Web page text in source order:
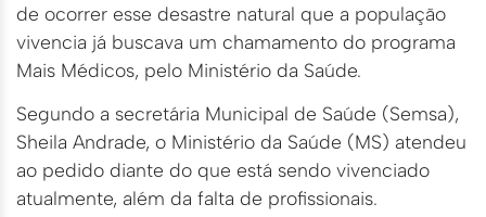
de ocorrer esse desastre natural que a população
vivencia já buscava um chamamento do programa
Mais Médicos, pelo Ministério da Saúde.
Segundo a secretária Municipal de Saúde (Semsa),
Sheila Andrade, o Ministério da Saúde (MS) atendeu
ao pedido diante do que está sendo vivenciado
atualmente, além da falta de profissionais.